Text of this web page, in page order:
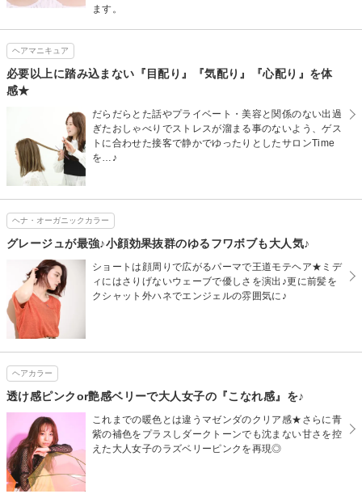
ます。
ヘアマニキュア
必要以上に踏み込まない『目配り』『気配り』『心配り』を体
感★
だらだらとた話やプライベート・美容と関係のない出過
ぎたおしゃべりでストレスが溜まる事のないよう、ゲス
トに合わせた接客で静かでゆったりとしたサロンTime
を…♪
ヘナ・オーガニックカラー
グレージュが最強♪小顔効果抜群のゆるフワボブも大人気♪
ショートは顔周りで広がるパーマで王道モテヘア★ミデ
ィにはさりげないウェーブで優しさを演出♪更に前髪を
クシャット外ハネでエンジェルの雰囲気に♪
ヘアカラー
透け感ピンクor艶感ベリーで大人女子の『こなれ感』を♪
これまでの暖色とは違うマゼンダのクリア感★さらに青
紫の補色をプラスしダークトーンでも沈まない甘さを控
えた大人女子のラズベリーピンクを再現◎